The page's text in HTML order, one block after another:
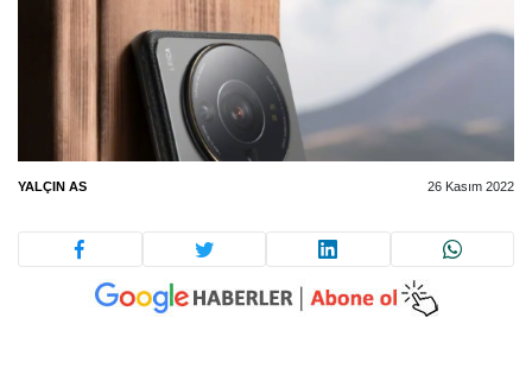
YALÇIN AS 26 Kasım 2022